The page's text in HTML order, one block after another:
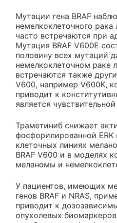
Мутации гена BRAF
немелкоклеточного рака
часто встречаются при
Мутация BRAF V600E
половину всех мутаций
немелкоклеточном раке
встречаются также
V600, например V600K,
приводит к
является
Траметиниб снижает
фосфорилированной ERK
клеточных линиях
BRAF V600 и в моделях
меланомы и
У пациентов, имеющих
генов BRAF и NRAS,
приводит к
опухолевых